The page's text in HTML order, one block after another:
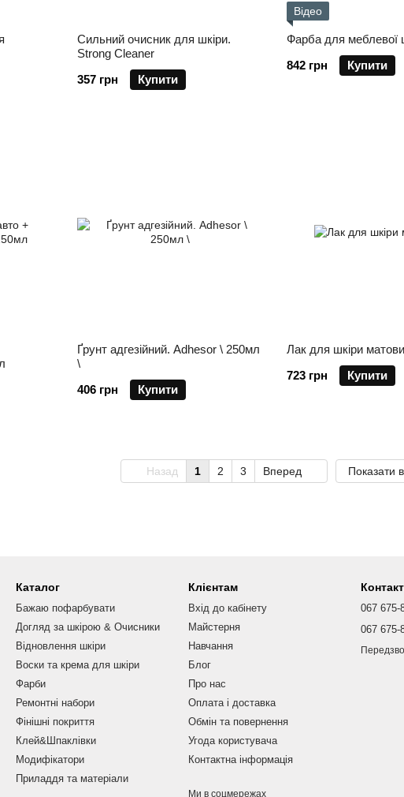
Сильний очисник для шкіри.
Strong Cleaner
357 грн
Купити
Відео
Фарба для меблевої
842 грн
Купити
Ґрунт адгезійний. Adhesor \ 250мл
\
406 грн
Купити
Лак для шкіри
723 грн
Купити
Назад 1 2 3 Вперед Показати
Каталог
Бажаю пофарбувати
Догляд за шкірою & Очисники
Відновлення шкіри
Воски та крема для шкіри
Фарби
Ремонтні набори
Фінішні покриття
Клей&Шпаклівки
Модифікатори
Приладдя та матеріали
Клієнтам
Вхід до кабінету
Майстерня
Навчання
Блог
Про нас
Оплата і доставка
Обмін та повернення
Угода користувача
Контактна інформація
Ми в соцмережах
067 675-
067 675-